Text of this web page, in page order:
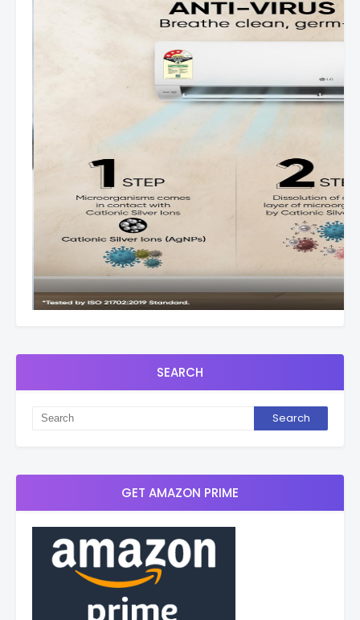
SEARCH
GET AMAZON PRIME